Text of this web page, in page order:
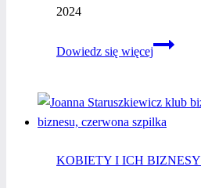
2024
Dowiedz się więcej
Marzena
wywiad
z kobietą
KOBIETY I ICH BIZNESY